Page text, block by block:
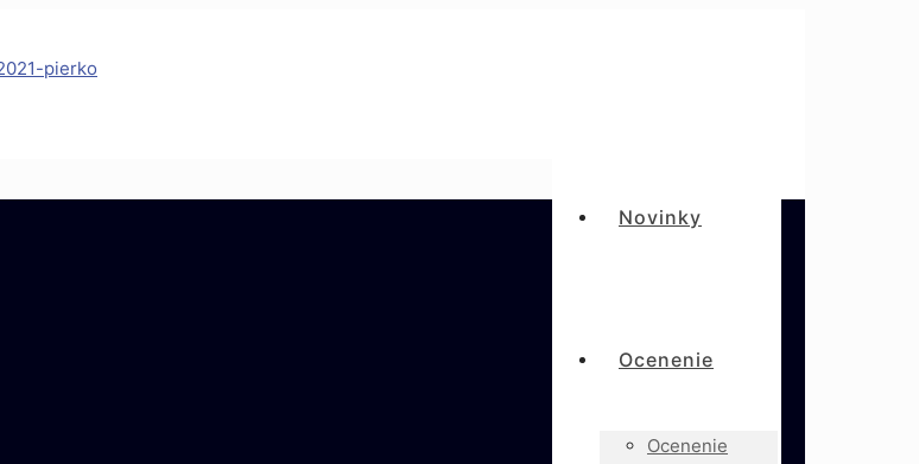
Novinky
Ocenenie
Ocenenie